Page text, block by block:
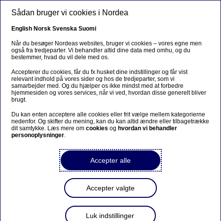
Gå til hovedindhold
Sorry...
This page does not exist in your language. You will
be taken to a related page.
Stay on this page|Continue
Podcast
Rentebunden er nået for
boligejerne
Sådan bruger vi cookies i Nordea
English Norsk Svenska Suomi
Når du besøger Nordeas websites, bruger vi cookies – vores egne men
også fra tredjeparter. Vi behandler altid dine data med omhu, og du
bestemmer, hvad du vil dele med os.
Accepterer du cookies, får du fx husket dine indstillinger og får vist
relevant indhold på vores sider og hos de tredjeparter, som vi
samarbejder med. Og du hjælper os ikke mindst med at forbedre
hjemmesiden og vores services, når vi ved, hvordan disse generelt bliver
brugt.
Du kan enten acceptere alle cookies eller frit vælge mellem kategorierne
nedenfor. Og skifter du mening, kan du kan altid ændre eller tilbagetrække
dit samtykke. Læs mere omcookies og hvordan vi behandler
personoplysninger.
Accepter alle
Accepter valgte
Luk indstillinger